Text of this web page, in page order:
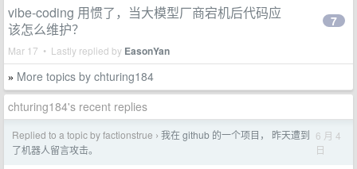
vibe-coding 用惯了，当大模型厂商宕机后代码应
该怎么维护？
Mar 17 • Lastly replied by EasonYan
7
» More topics by chturing184
chturing184's recent replies
Replied to a topic by factionstrue › 我在 github 的一个项目， 昨天遭到
了机器人留言攻击。
6 月 4
日